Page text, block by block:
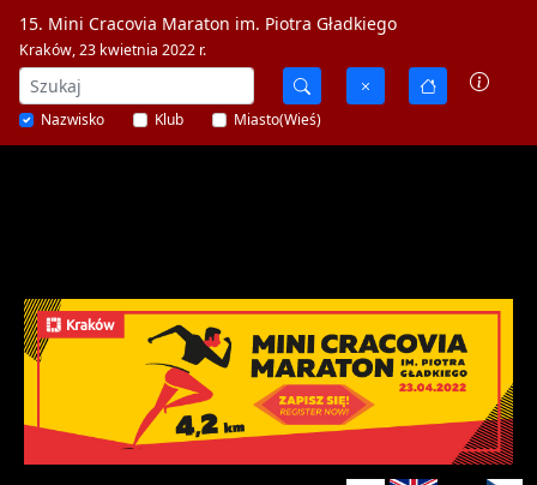
15. Mini Cracovia Maraton im. Piotra Gładkiego
Kraków, 23 kwietnia 2022 r.
Nazwisko Klub Miasto(Wieś)